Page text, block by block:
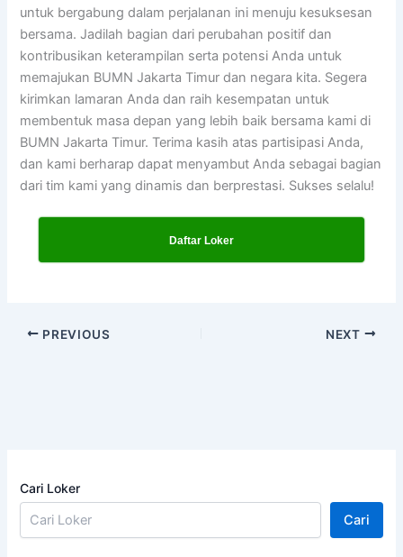
untuk bergabung dalam perjalanan ini menuju kesuksesan
bersama. Jadilah bagian dari perubahan positif dan
kontribusikan keterampilan serta potensi Anda untuk
memajukan BUMN Jakarta Timur dan negara kita. Segera
kirimkan lamaran Anda dan raih kesempatan untuk
membentuk masa depan yang lebih baik bersama kami di
BUMN Jakarta Timur. Terima kasih atas partisipasi Anda,
dan kami berharap dapat menyambut Anda sebagai bagian
dari tim kami yang dinamis dan berprestasi. Sukses selalu!
Daftar Loker
PREVIOUS NEXT
Cari Loker
Cari